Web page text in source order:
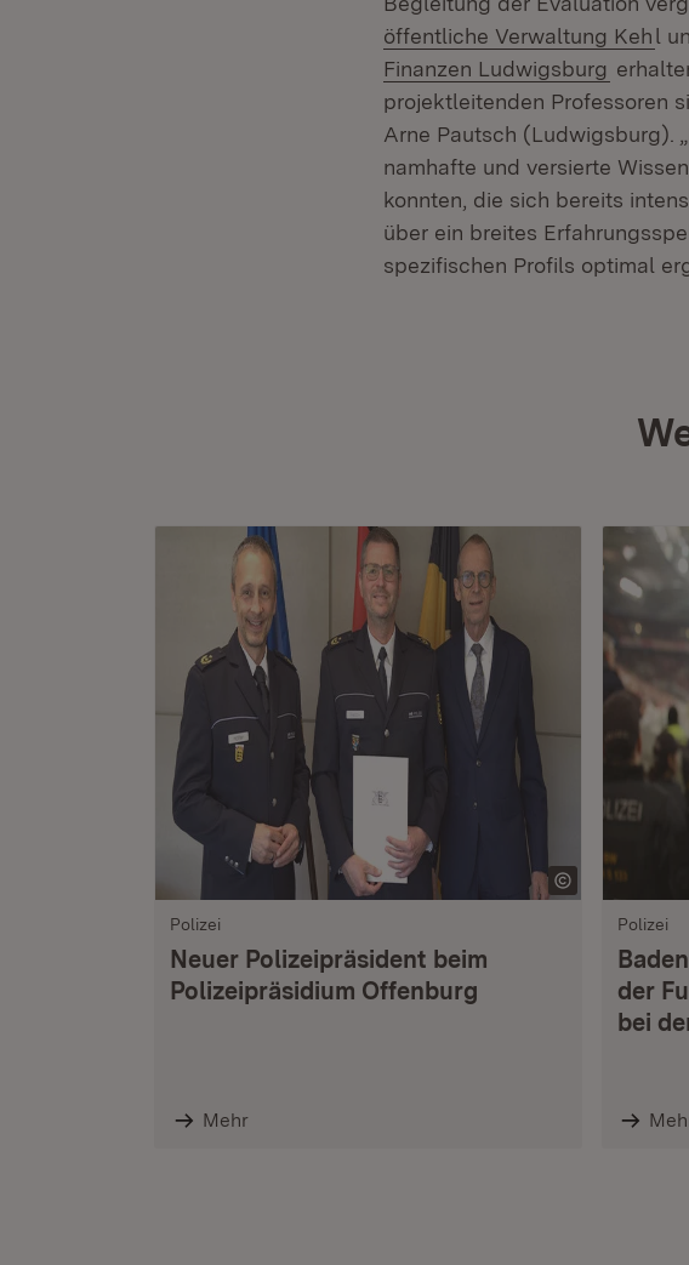
öffentliche Verwaltung Kehl
Finanzen Ludwigsburg (Öffnet
projektleitenden Professoren
Arne Pautsch (Ludwigsburg).
namhafte und versierte
konnten, die sich bereits
über ein breites
spezifischen Profils optimal
Polizei
Neuer Polizeipräsident beim
Polizeipräsidium Offenburg
Mehr
Polizei
der
bei